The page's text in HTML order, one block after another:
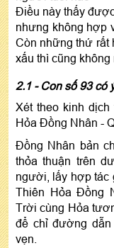
Điều này thấy
nhưng không hợp
Còn những thứ rất
xấu thì cũng không
2.1 - Con số 93 có
Xét theo kinh
Hỏa Đồng Nhân -
Đồng Nhân bản
thỏa thuận trên
người, lấy hợp tác
Thiên Hỏa Đồng
Trời cùng Hỏa
để chỉ đường
vẹn.